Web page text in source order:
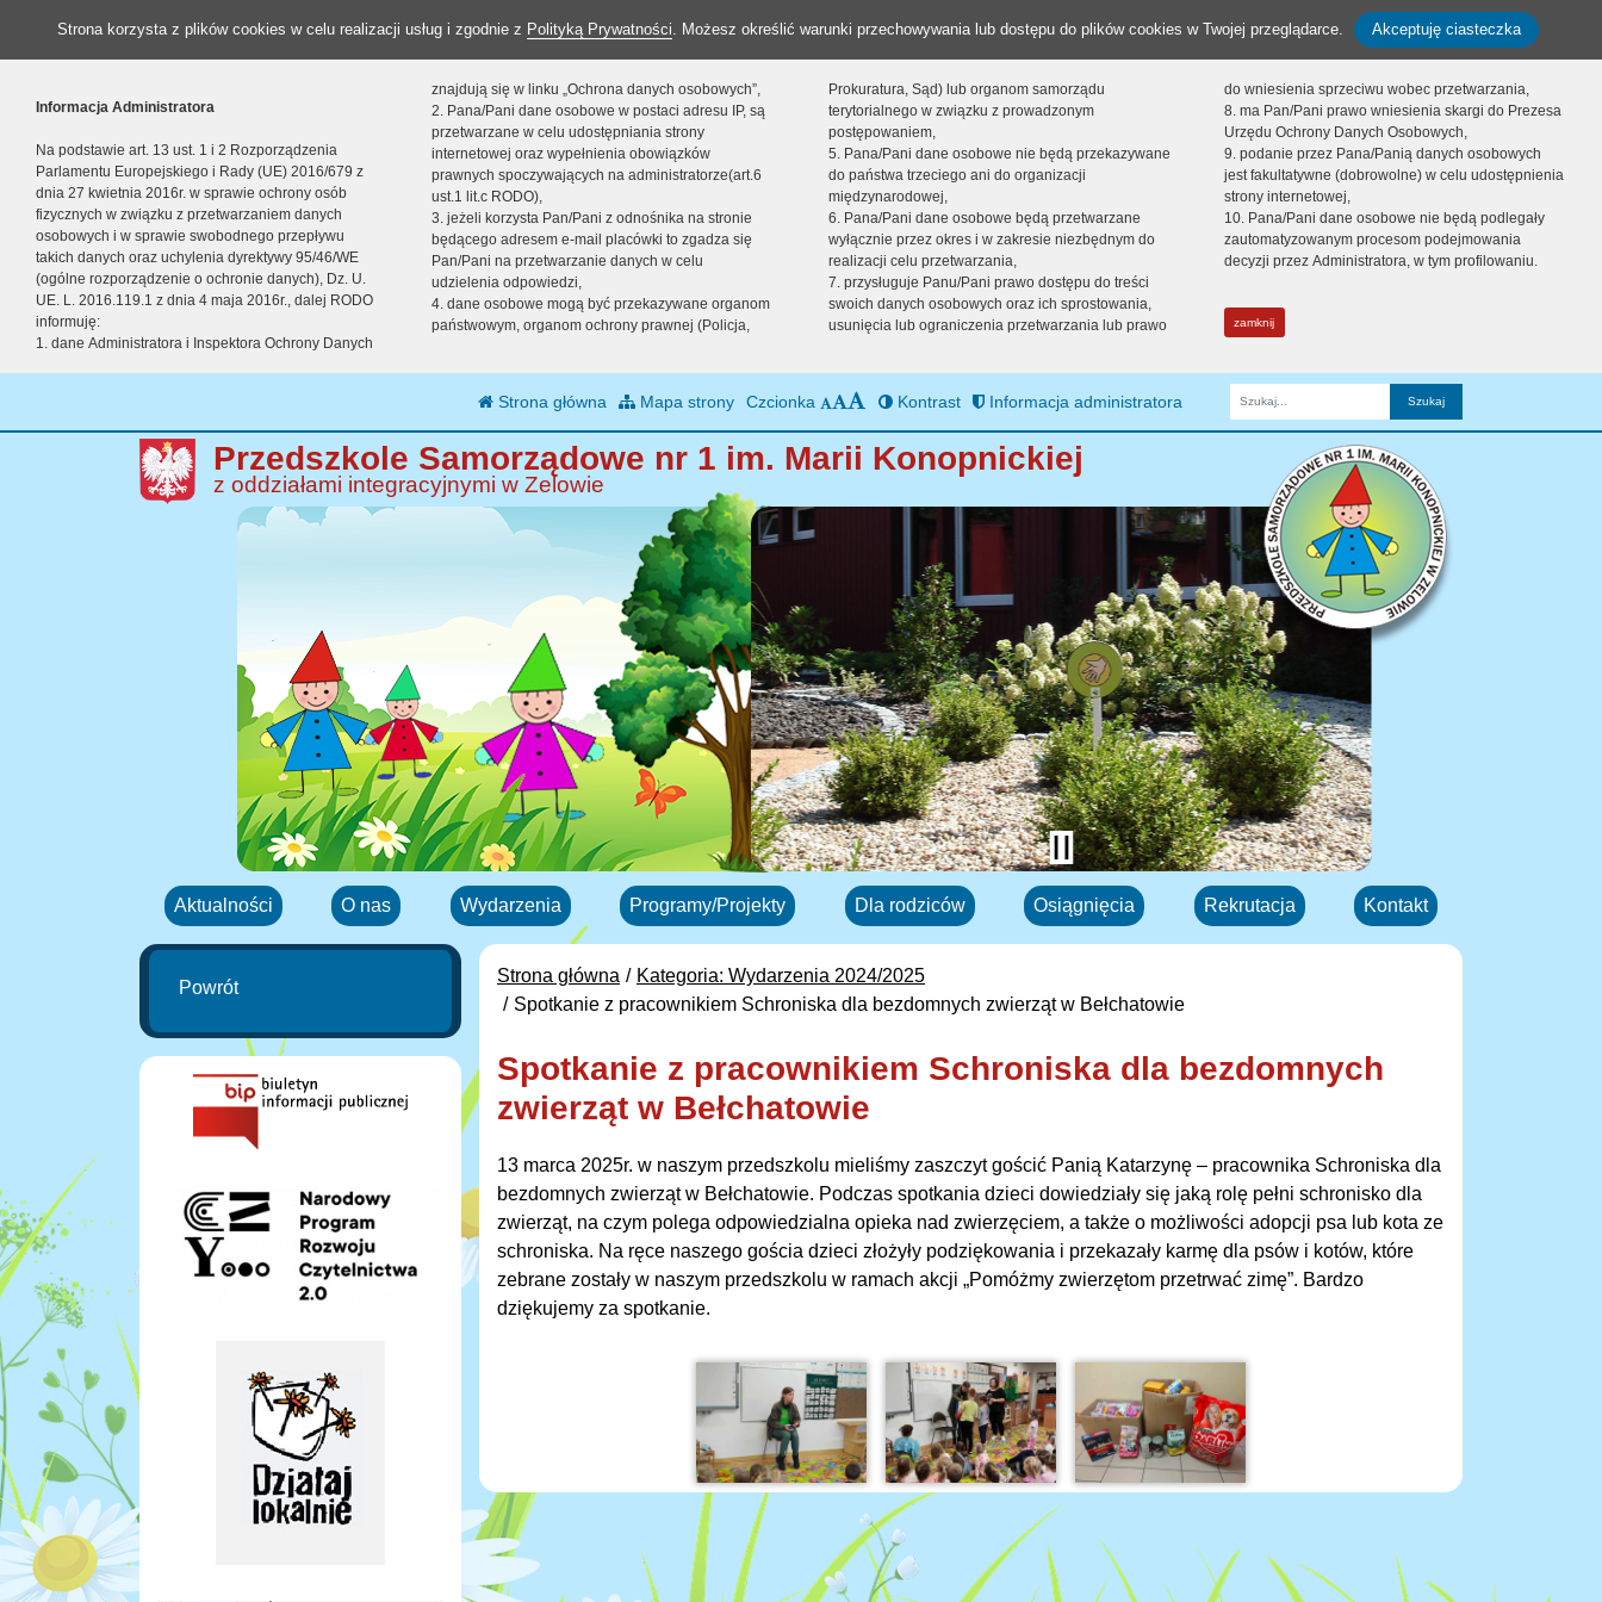
Strona korzysta z plików cookies w celu realizacji usług i zgodnie z Polityką Prywatności. Możesz określić warunki przechowywania lub dostępu do plików cookies w Twojej przeglądarce. Akceptuję ciasteczka
Informacja Administratora
Na podstawie art. 13 ust. 1 i 2 Rozporządzenia
Parlamentu Europejskiego i Rady (UE) 2016/679 z
dnia 27 kwietnia 2016r. w sprawie ochrony osób
fizycznych w związku z przetwarzaniem danych
osobowych i w sprawie swobodnego przepływu
takich danych oraz uchylenia dyrektywy 95/46/WE
(ogólne rozporządzenie o ochronie danych), Dz. U.
UE. L. 2016.119.1 z dnia 4 maja 2016r., dalej RODO
informuję:
1. dane Administratora i Inspektora Ochrony Danych
znajdują się w linku „Ochrona danych osobowych”,
2. Pana/Pani dane osobowe w postaci adresu IP, są
przetwarzane w celu udostępniania strony
internetowej oraz wypełnienia obowiązków
prawnych spoczywających na administratorze(art.6
ust.1 lit.c RODO),
3. jeżeli korzysta Pan/Pani z odnośnika na stronie
będącego adresem e-mail placówki to zgadza się
Pan/Pani na przetwarzanie danych w celu
udzielenia odpowiedzi,
4. dane osobowe mogą być przekazywane organom
państwowym, organom ochrony prawnej (Policja,
Prokuratura, Sąd) lub organom samorządu
terytorialnego w związku z prowadzonym
postępowaniem,
5. Pana/Pani dane osobowe nie będą przekazywane
do państwa trzeciego ani do organizacji
międzynarodowej,
6. Pana/Pani dane osobowe będą przetwarzane
wyłącznie przez okres i w zakresie niezbędnym do
realizacji celu przetwarzania,
7. przysługuje Panu/Pani prawo dostępu do treści
swoich danych osobowych oraz ich sprostowania,
usunięcia lub ograniczenia przetwarzania lub prawo
do wniesienia sprzeciwu wobec przetwarzania,
8. ma Pan/Pani prawo wniesienia skargi do Prezesa
Urzędu Ochrony Danych Osobowych,
9. podanie przez Pana/Panią danych osobowych
jest fakultatywne (dobrowolne) w celu udostępnienia
strony internetowej,
10. Pana/Pani dane osobowe nie będą podlegały
zautomatyzowanym procesom podejmowania
decyzji przez Administratora, w tym profilowaniu.
zamknij
Strona główna Mapa strony Czcionka Kontrast Informacja administratora
Fraza
Przedszkole Samorządowe nr 1 im. Marii Konopnickiej
z oddziałami integracyjnymi w Zelowie
Aktualności O nas Wydarzenia Programy/Projekty Dla rodziców Osiągnięcia Rekrutacja Kontakt
Strona główna
Kategoria: Wydarzenia 2024/2025
Spotkanie z pracownikiem Schroniska dla bezdomnych zwierząt w Bełchatowie
Spotkanie z pracownikiem Schroniska dla bezdomnych
zwierząt w Bełchatowie
13 marca 2025r. w naszym przedszkolu mieliśmy zaszczyt gościć Panią Katarzynę – pracownika Schroniska dla
bezdomnych zwierząt w Bełchatowie. Podczas spotkania dzieci dowiedziały się jaką rolę pełni schronisko dla
zwierząt, na czym polega odpowiedzialna opieka nad zwierzęciem, a także o możliwości adopcji psa lub kota ze
schroniska. Na ręce naszego gościa dzieci złożyły podziękowania i przekazały karmę dla psów i kotów, które
zebrane zostały w naszym przedszkolu w ramach akcji „Pomóżmy zwierzętom przetrwać zimę”. Bardzo
dziękujemy za spotkanie.
Powrót